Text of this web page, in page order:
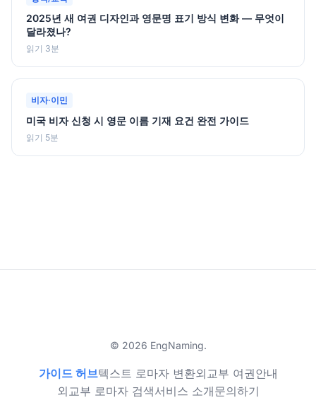
2025년 새 여권 디자인과 영문명 표기 방식 변화 — 무엇이
달라졌나?
읽기 3분
비자·이민
미국 비자 신청 시 영문 이름 기재 요건 완전 가이드
읽기 5분
© 2026 EngNaming.
가이드 허브텍스트 로마자 변환외교부 여권안내
외교부 로마자 검색서비스 소개문의하기